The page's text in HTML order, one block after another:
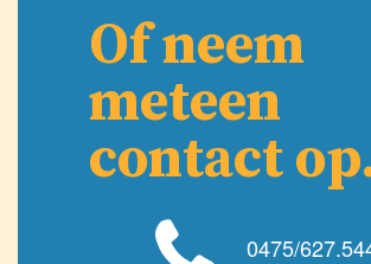
Of neem
meteen
contact
0475/